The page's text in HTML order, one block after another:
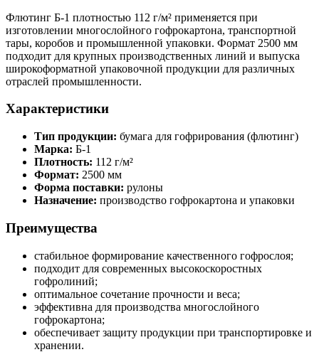
Флютинг Б-1 плотностью 112 г/м² применяется при
изготовлении многослойного гофрокартона, транспортной
тары, коробов и промышленной упаковки. Формат 2500 мм
подходит для крупных производственных линий и выпуска
широкоформатной упаковочной продукции для различных
отраслей промышленности.
Характеристики
Тип продукции: бумага для гофрирования (флютинг)
Марка: Б-1
Плотность: 112 г/м²
Формат: 2500 мм
Форма поставки: рулоны
Назначение: производство гофрокартона и упаковки
Преимущества
стабильное формирование качественного гофрослоя;
подходит для современных высокоскоростных
гофролиний;
оптимальное сочетание прочности и веса;
эффективна для производства многослойного
гофрокартона;
обеспечивает защиту продукции при транспортировке и
хранении.